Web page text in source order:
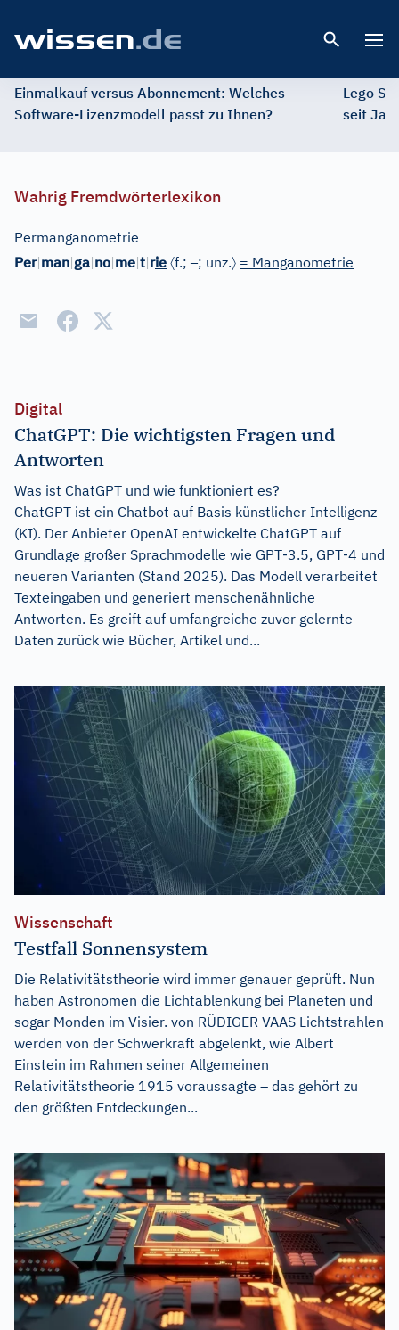
Einmalkauf versus Abonnement: Welches
Software-Lizenzmodell passt zu Ihnen?
Lego
seit
Wahrig Fremdwörterlexikon
Permanganometrie
Per|man|ga|no|me|t|rie 〈f.;–; unz.〉 = Manganometrie
Digital
ChatGPT: Die wichtigsten Fragen und
Antworten
Was ist ChatGPT und wie funktioniert es?
ChatGPT ist ein Chatbot auf Basis künstlicher Intelligenz
(KI). Der Anbieter OpenAI entwickelte ChatGPT auf
Grundlage großer Sprachmodelle wie GPT‑3.5, GPT‑4 und
neueren Varianten (Stand 2025). Das Modell verarbeitet
Texteingaben und generiert menschenähnliche
Antworten. Es greift auf umfangreiche zuvor gelernte
Daten zurück wie Bücher, Artikel und...
Wissenschaft
Testfall Sonnensystem
Die Relativitätstheorie wird immer genauer geprüft. Nun
haben Astronomen die Lichtablenkung bei Planeten und
sogar Monden im Visier. von RÜDIGER VAAS Lichtstrahlen
werden von der Schwerkraft abgelenkt, wie Albert
Einstein im Rahmen seiner Allgemeinen
Relativitätstheorie 1915 voraussagte – das gehört zu
den größten Entdeckungen...